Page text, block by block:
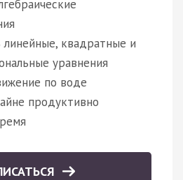
квадратные и
уравнения
по воде
продуктивно